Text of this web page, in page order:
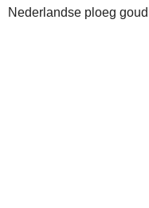
Nederlandse ploeg